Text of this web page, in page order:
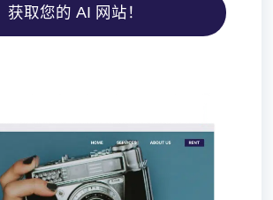
获取您的 AI 网站！